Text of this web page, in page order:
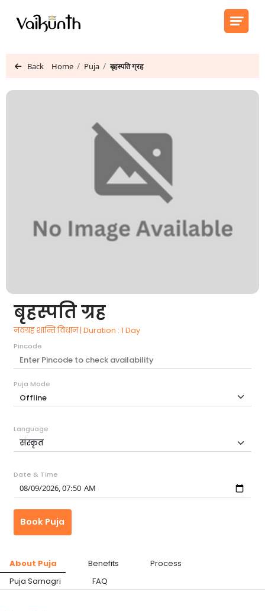
Back Home Puja बृहस्पति ग्रह
बृहस्पति ग्रह
नवग्रह शान्ति विधान | Duration : 1 Day
Pincode
Puja Mode
Language
Date & Time
Book Puja
About Puja Benefits
Process
Puja Samagri
FAQ